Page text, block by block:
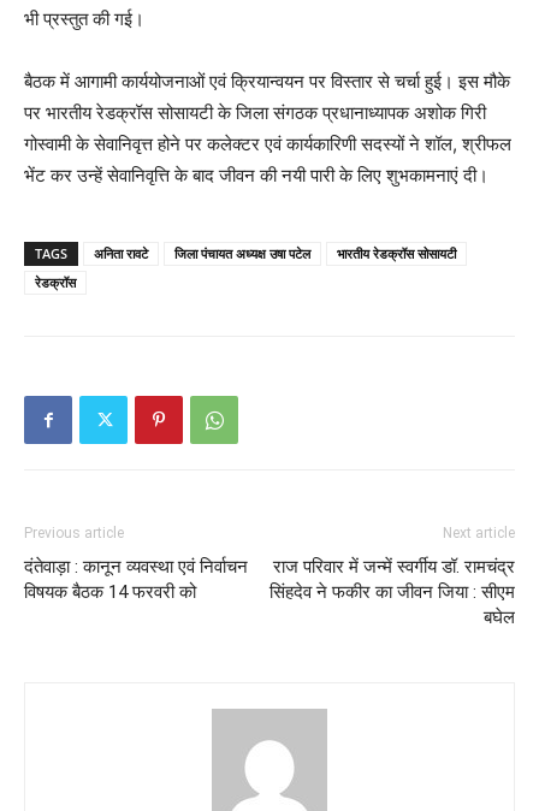
भी प्रस्तुत की गई।
बैठक में आगामी कार्ययोजनाओं एवं क्रियान्वयन पर विस्तार से चर्चा हुई। इस मौके
पर भारतीय रेडक्रॉस सोसायटी के जिला संगठक प्रधानाध्यापक अशोक गिरी
गोस्वामी के सेवानिवृत्त होने पर कलेक्टर एवं कार्यकारिणी सदस्यों ने शॉल, श्रीफल
भेंट कर उन्हें सेवानिवृत्ति के बाद जीवन की नयी पारी के लिए शुभकामनाएं दी।
TAGS अनिता रावटे जिला पंचायत अध्यक्ष उषा पटेल
भारतीय रेडक्रॉस सोसायटी
रेडक्रॉस
Previous article
दंतेवाड़ा : कानून व्यवस्था एवं निर्वाचन
विषयक बैठक 14 फरवरी को
Next article
राज परिवार में जन्में स्वर्गीय डॉ. रामचंद्र
सिंहदेव ने फकीर का जीवन जिया : सीएम
बघेल